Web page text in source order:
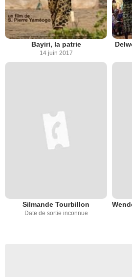
Bayiri, la patrie
14 juin 2017
Silmande Tourbillon
Date de sortie inconnue